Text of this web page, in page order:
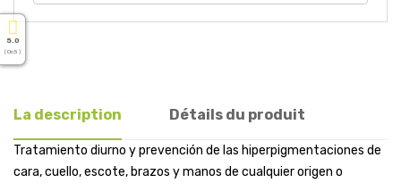
La description Détails du produit
Tratamiento diurno y prevención de las hiperpigmentaciones de
cara, cuello, escote, brazos y manos de cualquier origen o
5.0
( On 5 )